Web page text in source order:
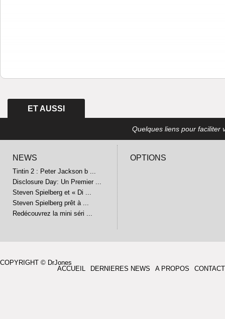
ET AUSSI
Quelques liens pour faciliter
NEWS
Tintin 2 : Peter Jackson b ...
Disclosure Day: Un Premier ...
Steven Spielberg et « Di ...
Steven Spielberg prêt à ...
Redécouvrez la mini séri ...
OPTIONS
COPYRIGHT © DrJones
ACCUEIL
DERNIERES NEWS A PROPOS CONTACT